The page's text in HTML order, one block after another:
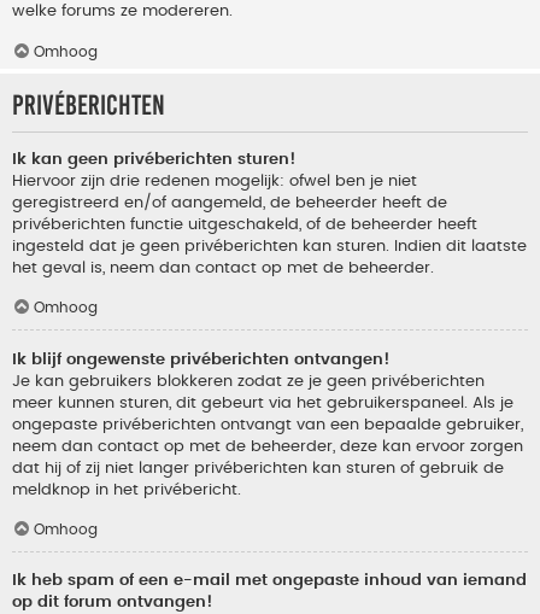
welke forums ze modereren.
Omhoog
Privéberichten
Ik kan geen privéberichten sturen!
Hiervoor zijn drie redenen mogelijk: ofwel ben je niet
geregistreerd en/of aangemeld, de beheerder heeft de
privéberichten functie uitgeschakeld, of de beheerder heeft
ingesteld dat je geen privéberichten kan sturen. Indien dit laatste
het geval is, neem dan contact op met de beheerder.
Omhoog
Ik blijf ongewenste privéberichten ontvangen!
Je kan gebruikers blokkeren zodat ze je geen privéberichten
meer kunnen sturen, dit gebeurt via het gebruikerspaneel. Als je
ongepaste privéberichten ontvangt van een bepaalde gebruiker,
neem dan contact op met de beheerder, deze kan ervoor zorgen
dat hij of zij niet langer privéberichten kan sturen of gebruik de
meldknop in het privébericht.
Omhoog
Ik heb spam of een e-mail met ongepaste inhoud van iemand
op dit forum ontvangen!